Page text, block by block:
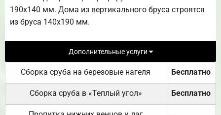
190х140 мм. Дома из вертикального бруса строятся
из бруса 140х190 мм.
Дополнительные услуги
Сборка сруба на березовые нагеля Бесплатно
Сборка сруба в «Теплый угол» Бесплатно